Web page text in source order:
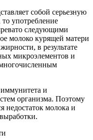
собой серьезную
употребление
следующими
молоко курящей матери
в результате
микроэлементов и
и
организма. Поэтому
недостаток молока и